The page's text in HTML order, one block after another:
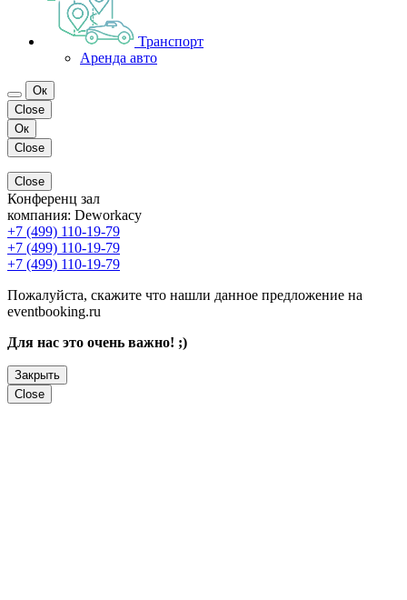
Транспорт
Аренда авто
Ок
Close
Ок
Close
Close
Конференц зал
компания: Deworkacy
+7 (499) 110-19-79
+7 (499) 110-19-79
+7 (499) 110-19-79
Пожалуйста, скажите что нашли данное предложение на
eventbooking.ru
Для нас это очень важно! ;)
Закрыть
Close